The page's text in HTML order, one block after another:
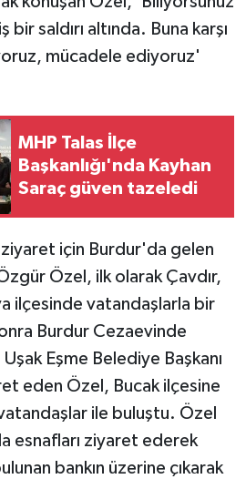
saldırı altında. Buna karşı
mücadele ediyoruz'
MHP Talas İlçe
Başkanlığı'nda Kayhan
Saraç güven tazeledi
için Burdur'da gelen
Özel, ilk olarak Çavdır,
ilçesinde vatandaşlarla bir
Burdur Cezaevinde
Eşme Belediye Başkanı
eden Özel, Bucak ilçesine
ile buluştu. Özel
esnafları ziyaret ederek
bankın üzerine çıkarak